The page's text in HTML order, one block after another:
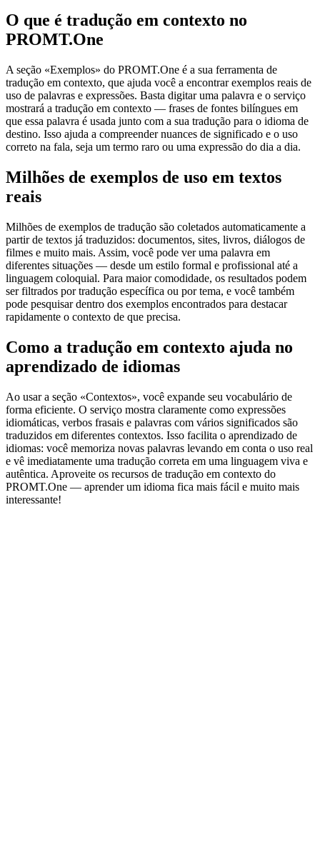
O que é tradução em contexto no
PROMT.One
A seção «Exemplos» do PROMT.One é a sua ferramenta de
tradução em contexto, que ajuda você a encontrar exemplos reais de
uso de palavras e expressões. Basta digitar uma palavra e o serviço
mostrará a tradução em contexto — frases de fontes bilíngues em
que essa palavra é usada junto com a sua tradução para o idioma de
destino. Isso ajuda a compreender nuances de significado e o uso
correto na fala, seja um termo raro ou uma expressão do dia a dia.
Milhões de exemplos de uso em textos
reais
Milhões de exemplos de tradução são coletados automaticamente a
partir de textos já traduzidos: documentos, sites, livros, diálogos de
filmes e muito mais. Assim, você pode ver uma palavra em
diferentes situações — desde um estilo formal e profissional até a
linguagem coloquial. Para maior comodidade, os resultados podem
ser filtrados por tradução específica ou por tema, e você também
pode pesquisar dentro dos exemplos encontrados para destacar
rapidamente o contexto de que precisa.
Como a tradução em contexto ajuda no
aprendizado de idiomas
Ao usar a seção «Contextos», você expande seu vocabulário de
forma eficiente. O serviço mostra claramente como expressões
idiomáticas, verbos frasais e palavras com vários significados são
traduzidos em diferentes contextos. Isso facilita o aprendizado de
idiomas: você memoriza novas palavras levando em conta o uso real
e vê imediatamente uma tradução correta em uma linguagem viva e
autêntica. Aproveite os recursos de tradução em contexto do
PROMT.One — aprender um idioma fica mais fácil e muito mais
interessante!